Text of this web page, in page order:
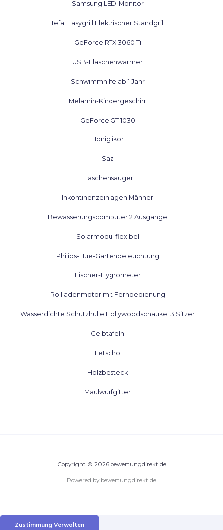
Samsung LED-Monitor
Tefal Easygrill Elektrischer Standgrill
GeForce RTX 3060 Ti
USB-Flaschenwärmer
Schwimmhilfe ab 1 Jahr
Melamin-Kindergeschirr
GeForce GT 1030
Honiglikör
Saz
Flaschensauger
Inkontinenzeinlagen Männer
Bewässerungscomputer 2 Ausgänge
Solarmodul flexibel
Philips-Hue-Gartenbeleuchtung
Fischer-Hygrometer
Rollladenmotor mit Fernbedienung
Wasserdichte Schutzhülle Hollywoodschaukel 3 Sitzer
Gelbtafeln
Letscho
Holzbesteck
Maulwurfgitter
Copyright © 2026 bewertungdirekt.de
Powered by bewertungdirekt.de
Zustimmung Verwalten